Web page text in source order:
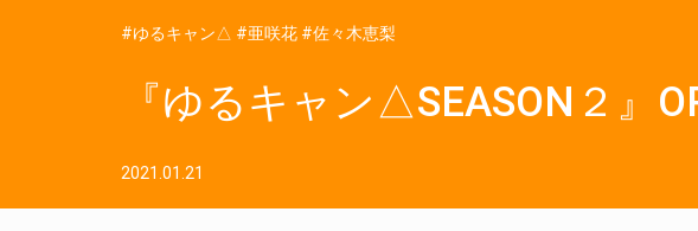
#ゆるキャン△ #亜咲花 #佐々木恵梨
『ゆるキャン△SEASON２』
2021.01.21